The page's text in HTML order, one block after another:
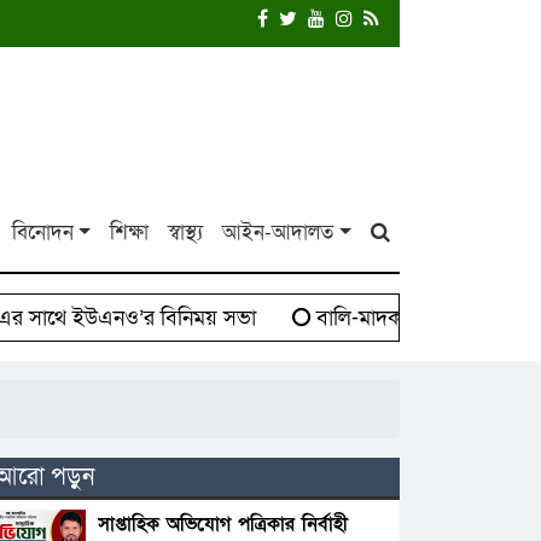
বিনোদন শিক্ষা স্বাস্থ্য আইন-আদালত
ইউএনও’র বিনিময় সভা বালি-মাদক সিন্ডিকেট বিরুদ্ধে
পড়ুন
সাপ্তাহিক অভিযোগ পত্রিকার নির্বাহী